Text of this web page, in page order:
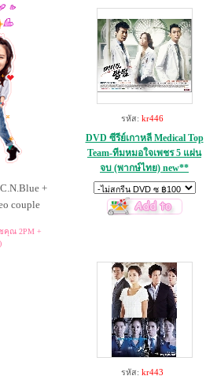
รหัส: kr446
DVD ซีรีย์เกาหลี Medical Top
Team-ทีมหมอใจเพชร 5 แผ่น
จบ (พากษ์ไทย) new**
รหัส: kr443